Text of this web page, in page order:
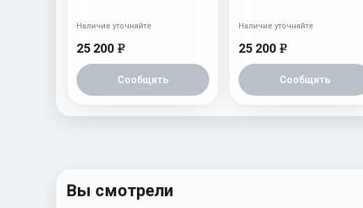
25 200 e
Сообщить
Наличие уточняйте
25 200 e
Сообщить
Наличие уточняйте
Вы смотрели